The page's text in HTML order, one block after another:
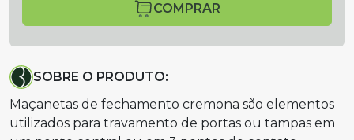
COMPRAR
SOBRE O PRODUTO:
Maçanetas de fechamento cremona são elementos
utilizados para travamento de portas ou tampas em